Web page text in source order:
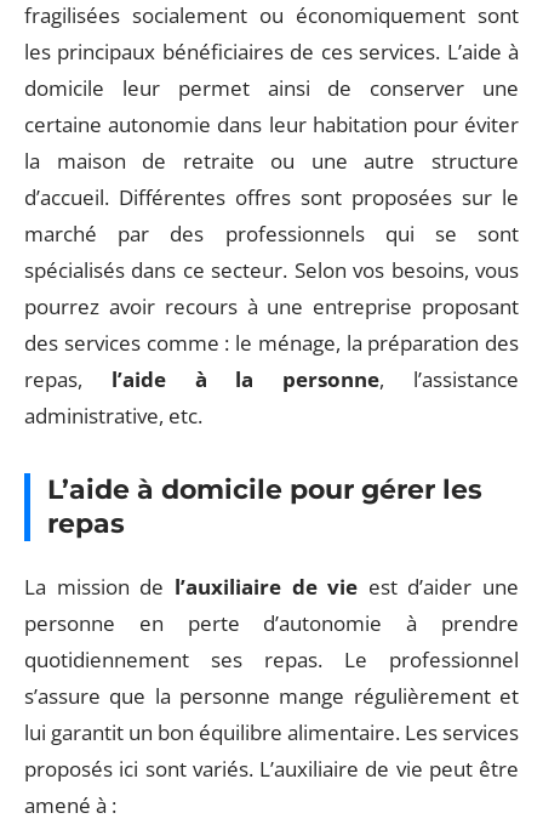
fragilisées socialement ou économiquement sont
les principaux bénéficiaires de ces services. L’aide à
domicile leur permet ainsi de conserver une
certaine autonomie dans leur habitation pour éviter
la maison de retraite ou une autre structure
d’accueil. Différentes offres sont proposées sur le
marché par des professionnels qui se sont
spécialisés dans ce secteur. Selon vos besoins, vous
pourrez avoir recours à une entreprise proposant
des services comme : le ménage, la préparation des
repas, l’aide à la personne, l’assistance
administrative, etc.
L’aide à domicile pour gérer les
repas
La mission de l’auxiliaire de vie est d’aider une
personne en perte d’autonomie à prendre
quotidiennement ses repas. Le professionnel
s’assure que la personne mange régulièrement et
lui garantit un bon équilibre alimentaire. Les services
proposés ici sont variés. L’auxiliaire de vie peut être
amené à :